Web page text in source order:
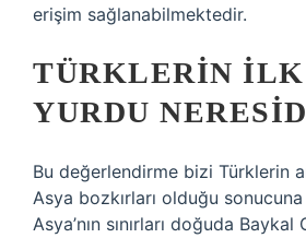
erişim sağlanabilmektedir.
TÜRKLERIN ILK
YURDU
Bu değerlendirme bizi Türklerin
Asya bozkırları olduğu
Asya’nın sınırları doğuda Baykal